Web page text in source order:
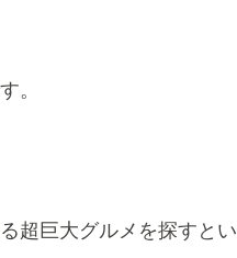
。
超巨大グルメを探すとい